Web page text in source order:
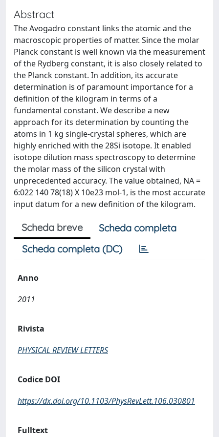
Abstract
The Avogadro constant links the atomic and the
macroscopic properties of matter. Since the molar
Planck constant is well known via the measurement
of the Rydberg constant, it is also closely related to
the Planck constant. In addition, its accurate
determination is of paramount importance for a
definition of the kilogram in terms of a
fundamental constant. We describe a new
approach for its determination by counting the
atoms in 1 kg single-crystal spheres, which are
highly enriched with the 28Si isotope. It enabled
isotope dilution mass spectroscopy to determine
the molar mass of the silicon crystal with
unprecedented accuracy. The value obtained, NA =
6:022 140 78(18) X 10e23 mol-1, is the most accurate
input datum for a new definition of the kilogram.
Scheda breve
Scheda completa
Scheda completa (DC)
Anno
2011
Rivista
PHYSICAL REVIEW LETTERS
Codice DOI
https://dx.doi.org/10.1103/PhysRevLett.106.030801
Fulltext